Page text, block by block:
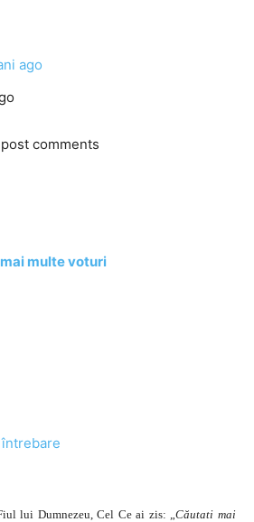
ago
comments
multe voturi
întrebare
lui Dumnezeu, Cel Ce ai zis: „Căutati mai